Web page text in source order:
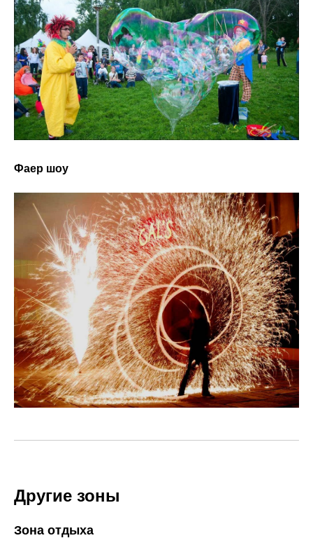
Фаер шоу
Другие зоны
Зона отдыха